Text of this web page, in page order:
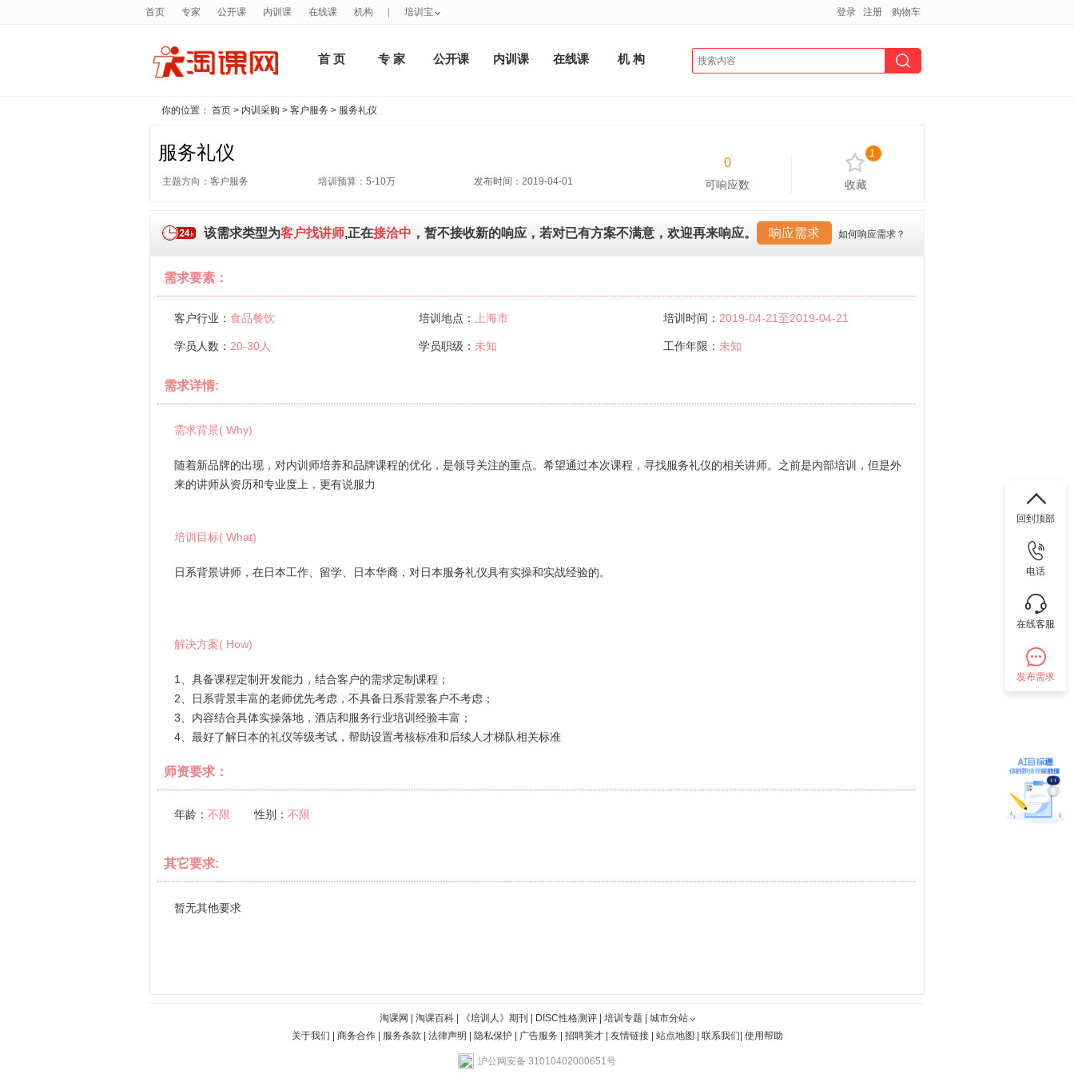
首页 专家 公开课 内训课 在线课 机构 培训宝 登录 注册 购物车
首 页 专 家 公开课 内训课 在线课 机 构
你的位置： 首页 > 内训采购 > 客户服务 > 服务礼仪
服务礼仪
主题方向：客户服务 培训预算：5-10万 发布时间：2019-04-01
0
可响应数
1
收藏
响应需求 如何响应需求？
该需求类型为客户找讲师,正在接洽中 ，暂不接收新的响应，若对已有方案不满意，欢迎再来响应。
需求要素：
客户行业： 食品餐饮 培训地点： 上海市 培训时间： 2019-04-21至2019-04-21
学员人数： 20-30人 学员职级： 未知 工作年限： 未知
需求详情:
需求背景( Why)
随着新品牌的出现，对内训师培养和品牌课程的优化，是领导关注的重点。希望通过本次课程，寻找服务礼仪的相关讲师。之前是内部培训，但是外
来的讲师从资历和专业度上，更有说服力
培训目标( What)
日系背景讲师，在日本工作、留学、日本华裔，对日本服务礼仪具有实操和实战经验的。
解决方案( How)
1、具备课程定制开发能力，结合客户的需求定制课程；
2、日系背景丰富的老师优先考虑，不具备日系背景客户不考虑；
3、内容结合具体实操落地，酒店和服务行业培训经验丰富；
4、最好了解日本的礼仪等级考试，帮助设置考核标准和后续人才梯队相关标准
师资要求：
年龄： 不限 性别： 不限
其它要求:
暂无其他要求
淘课网 淘课百科| 《培训人》期刊 DISC性格测评| 培训专题
城市分站
关于我们
商务合作| 服务条款 法律声明 隐私保护 广告服务 招聘英才| 友情链接| 站点地图 联系我们 使用帮助
沪公网安备 31010402000651号
回到顶部
电话
在线客服
发布需求